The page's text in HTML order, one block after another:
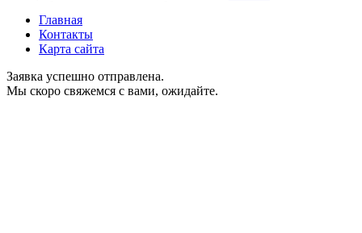
Главная
Контакты
Карта сайта
Заявка успешно отправлена.
Мы скоро свяжемся с вами, ожидайте.